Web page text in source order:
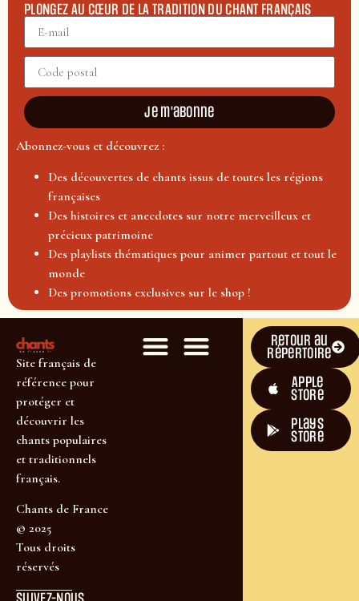
PLONGEZ AU CŒUR DE LA TRADITION DU CHANT FRANÇAIS
Je m'abonne
Abonnez-vous et découvrez :
Des découvertes de chants issus de toutes les régions
françaises
Des histoires et anecdotes sur notre merveilleux et
précieux patrimoine
Des playlists thématiques pour animer partout et tout le
monde
Des promotions exclusives sur le shop !
Site français de
référence pour
protéger et
découvrir les
chants populaires
et traditionnels
français.
Chants de France
© 2025
Tous droits
réservés
Retour au
répertoire
Apple
Store
plays
store